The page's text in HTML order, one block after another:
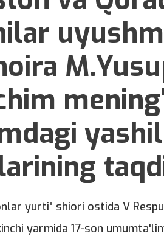
yurti" shiori ostida V
yarmida 17-son